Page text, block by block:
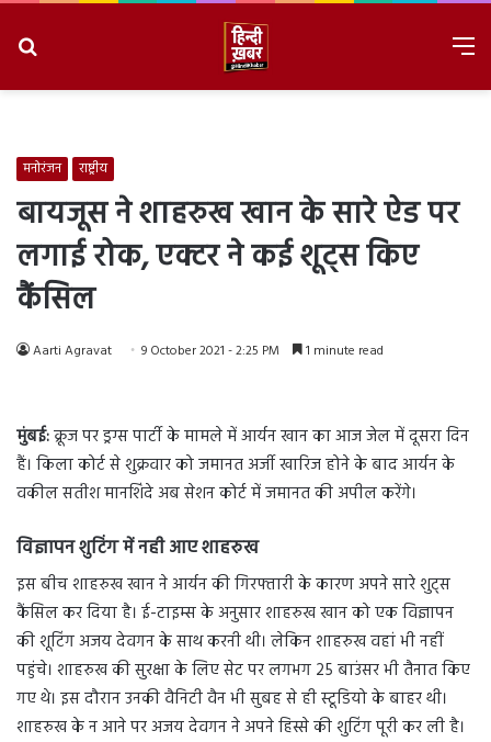
मनोरंजन राष्ट्रीय
बायजूस ने शाहरुख खान के सारे ऐड पर
लगाई रोक, एक्टर ने कई शूट्स किए
कैंसिल
Aarti Agravat 9 October 2021 - 2:25 PM 1 minute read
मुंबई:क्रूज पर ड्रग्स पार्टी के मामले में आर्यन खान का आज जेल में दूसरा दिन
हैं। किला कोर्ट से शुक्रवार को जमानत अर्जी खारिज होने के बाद आर्यन के
वकील सतीश मानशिंदे अब सेशन कोर्ट में जमानत की अपील करेंगे।
विज्ञापन शुटिंग में नही आए शाहरुख
इस बीच शाहरुख खान ने आर्यन की गिरफ्तारी के कारण अपने सारे शुट्स
कैंसिल कर दिया है। ई-टाइम्स के अनुसार शाहरुख खान को एक विज्ञापन
की शूटिंग अजय देवगन के साथ करनी थी। लेकिन शाहरुख वहां भी नहीं
पहुंचे। शाहरुख की सुरक्षा के लिए सेट पर लगभग 25 बाउंसर भी तैनात किए
गए थे। इस दौरान उनकी वैनिटी वैन भी सुबह से ही स्टूडियो के बाहर थी।
शाहरुख के न आने पर अजय देवगन ने अपने हिस्से की शुटिंग पूरी कर ली है।